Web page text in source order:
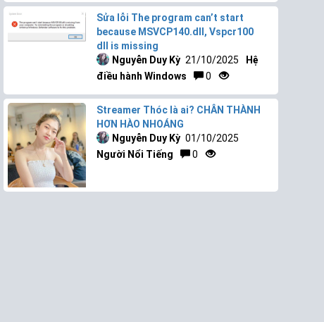
Sửa lỗi The program can’t start
because MSVCP140.dll, Vspcr100
dll is missing
Nguyễn Duy Kỳ 21/10/2025
Hệ
điều hành Windows
0
Streamer Thóc là ai? CHÂN THÀNH
HƠN HÀO NHOÁNG
Nguyễn Duy Kỳ 01/10/2025
Người Nổi Tiếng
0